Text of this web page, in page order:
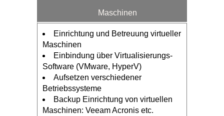
Maschinen
Einrichtung und Betreuung virtueller
Maschinen
Einbindung über Virtualisierungs-
Software (VMware, HyperV)
Aufsetzen verschiedener
Betriebssysteme
Backup Einrichtung von virtuellen
Maschinen: Veeam Acronis etc.